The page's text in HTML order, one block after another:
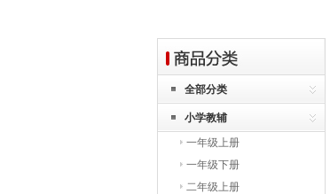
全部分类
小学教辅
一年级上册
一年级下册
二年级上册